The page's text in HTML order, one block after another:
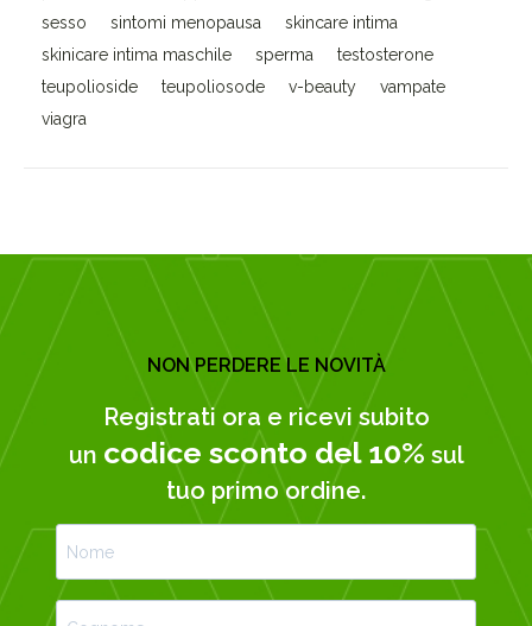
sesso
sintomi menopausa
skincare intima
skinicare intima maschile
sperma
testosterone
teupolioside
teupoliosode v-beauty
vampate
viagra
NON PERDERE LE NOVITÀ
Registrati ora e ricevi subito
un codice sconto del 10% sul
tuo primo ordine.